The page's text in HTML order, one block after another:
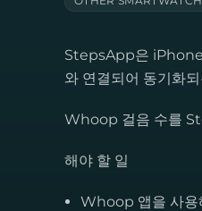
StepsApp은
와 연결되어 동기화
Whoop 걸음 수를
해야 할 일
Whoop 앱을 사